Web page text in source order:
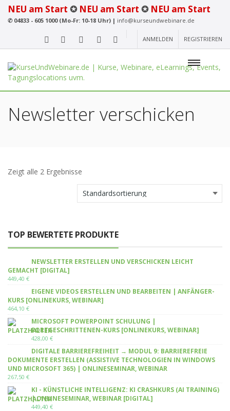
NEU am Start ✪ NEU am Start ✪ NEU am Start
✆04833 - 605 1000 (Mo-Fr: 10-18 Uhr) | info@kurseundwebinare.de
ANMELDEN REGISTRIEREN
Newsletter verschicken
Zeigt alle 2 Ergebnisse
TOP BEWERTETE PRODUKTE
NEWSLETTER ERSTELLEN UND VERSCHICKEN LEICHT
GEMACHT [DIGITAL]
449,40 €
EIGENE VIDEOS ERSTELLEN UND BEARBEITEN | ANFÄNGER-
KURS [ONLINEKURS, WEBINAR]
464,10 €
MICROSOFT POWERPOINT SCHULUNG |
FORTGESCHRITTENEN-KURS [ONLINEKURS, WEBINAR]
428,00 €
DIGITALE BARRIEREFREIHEIT → MODUL 9: BARRIEREFREIE
DOKUMENTE ERSTELLEN (ASSISTIVE TECHNOLOGIEN IN WINDOWS
UND MICROSOFT 365) | ONLINESEMINAR, WEBINAR
267,50 €
KI - KÜNSTLICHE INTELLIGENZ: KI CRASHKURS (AI TRAINING)
| ONLINESEMINAR, WEBINAR [DIGITAL]
449,40 €